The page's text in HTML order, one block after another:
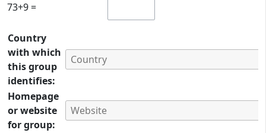
73+9 =
Country
with which
this group
identifies:
Homepage
or website
for group: